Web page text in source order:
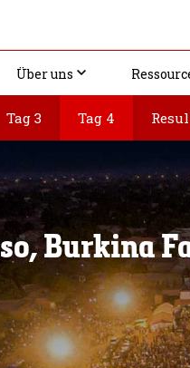
Über uns
Tag 3 Tag 4
Burkina